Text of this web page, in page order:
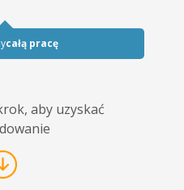
całą pracę
aby uzyskać